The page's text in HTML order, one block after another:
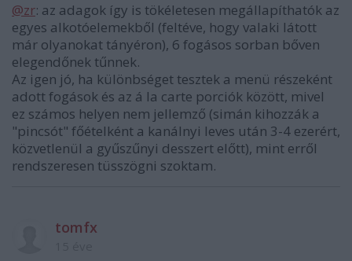
@zr: az adagok így is tökéletesen megállapíthatók az
egyes alkotóelemekből (feltéve, hogy valaki látott
már olyanokat tányéron), 6 fogásos sorban bőven
elegendőnek tűnnek.
Az igen jó, ha különbséget tesztek a menü részeként
adott fogások és az á la carte porciók között, mivel
ez számos helyen nem jellemző (simán kihozzák a
"pincsót" főételként a kanálnyi leves után 3-4 ezerért,
közvetlenül a gyűszűnyi desszert előtt), mint erről
rendszeresen tüsszögni szoktam.
tomfx